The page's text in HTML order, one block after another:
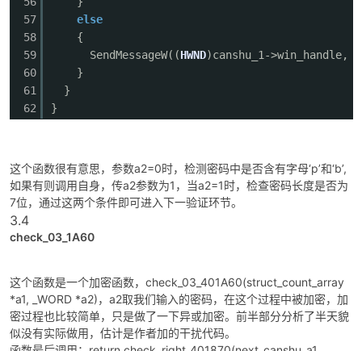
57
58
59
60
61
62
else
{
SendMessageW((HWND)canshu_1->win_handle,
}
}
}
这个函数很有意思，参数a2=0时，检测密码中是否含有字母‘p’和‘b’,
如果有则调用自身，传a2参数为1，当a2=1时，检查密码长度是否为
7位，通过这两个条件即可进入下一验证环节。
3.4
check_03_1A60
这个函数是一个加密函数，check_03_401A60(struct_count_array
*a1, _WORD *a2)，a2取我们输入的密码，在这个过程中被加密，加
密过程也比较简单，只是做了一下异或加密。前半部分分析了半天貌
似没有实际做用，估计是作者加的干扰代码。